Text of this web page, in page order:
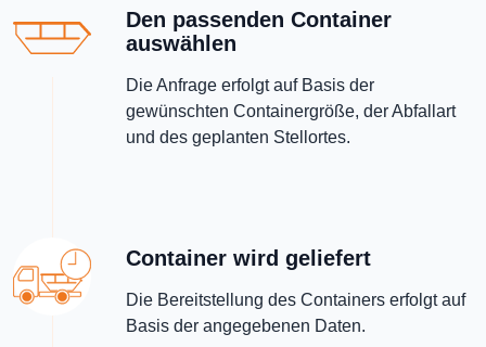
Den passenden Container
auswählen
Die Anfrage erfolgt auf Basis der
gewünschten Containergröße, der Abfallart
und des geplanten Stellortes.
Container wird geliefert
Die Bereitstellung des Containers erfolgt auf
Basis der angegebenen Daten.